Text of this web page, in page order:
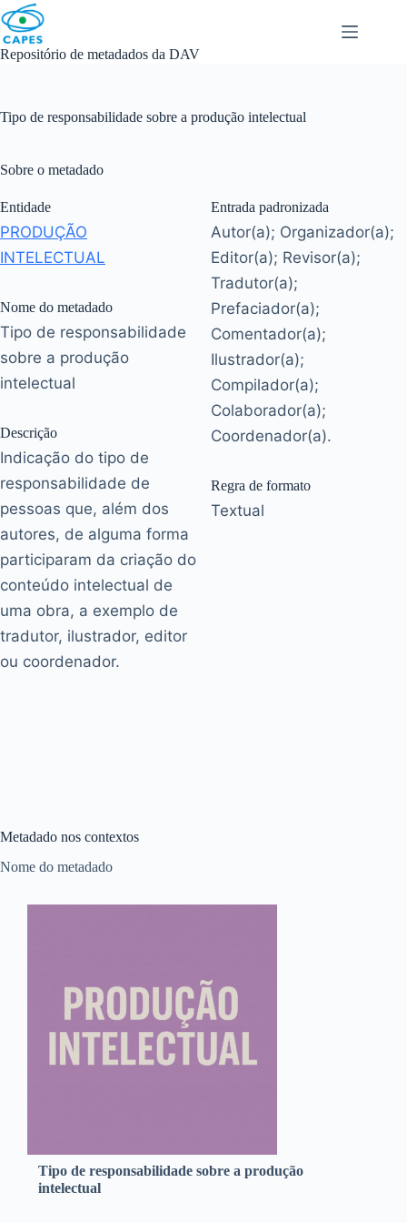
Skip
to
content
Repositório de metadados da DAV
Tipo de responsabilidade sobre a produção intelectual
Sobre o metadado
Entidade
PRODUÇÃO
INTELECTUAL
Nome do metadado
Tipo de responsabilidade
sobre a produção
intelectual
Descrição
Indicação do tipo de
responsabilidade de
pessoas que, além dos
autores, de alguma forma
participaram da criação do
conteúdo intelectual de
uma obra, a exemplo de
tradutor, ilustrador, editor
ou coordenador.
Entrada padronizada
Autor(a); Organizador(a);
Editor(a); Revisor(a);
Tradutor(a);
Prefaciador(a);
Comentador(a);
Ilustrador(a);
Compilador(a);
Colaborador(a);
Coordenador(a).
Regra de formato
Textual
Metadado nos contextos
Nome do metadado
Tipo de responsabilidade sobre a produção
intelectual